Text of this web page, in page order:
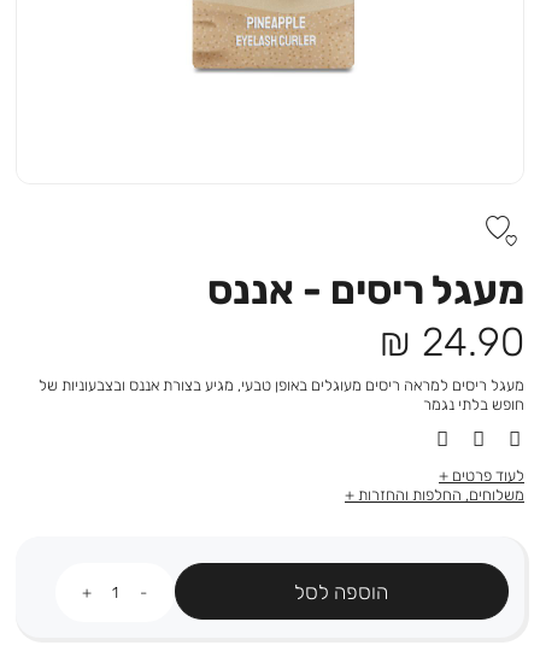
מעגל ריסים - אננס
מחיר
מוצר
24.90 ₪
מעגל ריסים למראה ריסים מעוגלים באופן טבעי, מגיע בצורת אננס ובצבעוניות של
חופש בלתי נגמר
לעוד פרטים
משלוחים, החלפות והחזרות
הוספה לסל